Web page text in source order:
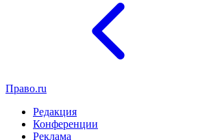
Право.ru
Редакция
Конференции
Реклама